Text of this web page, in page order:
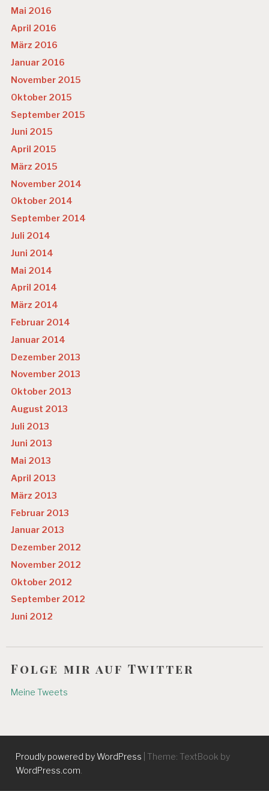
Mai 2016
April 2016
März 2016
Januar 2016
November 2015
Oktober 2015
September 2015
Juni 2015
April 2015
März 2015
November 2014
Oktober 2014
September 2014
Juli 2014
Juni 2014
Mai 2014
April 2014
März 2014
Februar 2014
Januar 2014
Dezember 2013
November 2013
Oktober 2013
August 2013
Juli 2013
Juni 2013
Mai 2013
April 2013
März 2013
Februar 2013
Januar 2013
Dezember 2012
November 2012
Oktober 2012
September 2012
Juni 2012
Folge mir auf Twitter
Meine Tweets
Proudly powered by WordPress
Theme: TextBook by
WordPress.com